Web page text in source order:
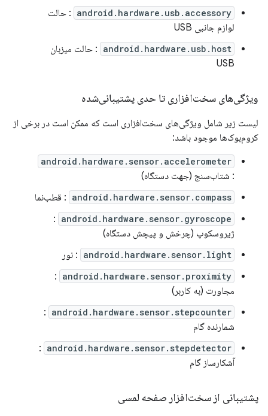
android.hardware.usb.accessory : حالت
لوازم جانبی USB
android.hardware.usb.host : حالت میزبان
USB
ویژگی‌های سخت‌افزاری تا حدی پشتیبانی‌شده
لیست زیر شامل ویژگی‌های سخت‌افزاری است که ممکن است در برخی از
کروم‌بوک‌ها موجود باشد:
android.hardware.sensor.accelerometer
: شتاب‌سنج (جهت دستگاه)
android.hardware.sensor.compass : قطب‌نما
android.hardware.sensor.gyroscope
:
ژیروسکوپ (چرخش و پیچش دستگاه)
android.hardware.sensor.light : نور
android.hardware.sensor.proximity
:
مجاورت (به کاربر)
android.hardware.sensor.stepcounter
:
شمارنده گام
android.hardware.sensor.stepdetector
:
آشکارساز گام
پشتیبانی از سخت‌افزار صفحه لمسی